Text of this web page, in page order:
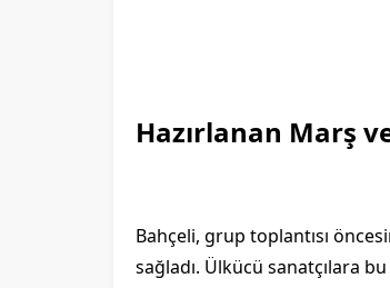
Hazırlanan Marş
Bahçeli, grup toplantısı
sağladı. Ülkücü sanatçılara